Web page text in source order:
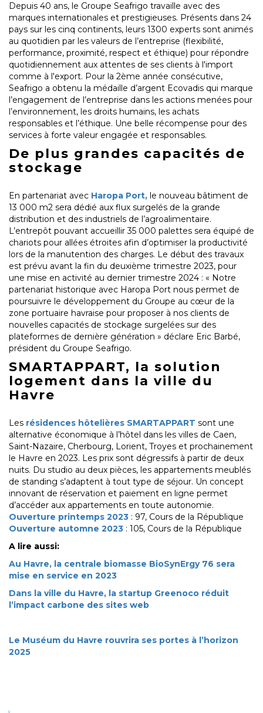
Depuis 40 ans, le Groupe Seafrigo travaille avec des
marques internationales et prestigieuses. Présents dans 24
pays sur les cinq continents, leurs 1300 experts sont animés
au quotidien par les valeurs de l’entreprise (flexibilité,
performance, proximité, respect et éthique) pour répondre
quotidiennement aux attentes de ses clients à l'import
comme à l'export. Pour la 2ème année consécutive,
Seafrigo a obtenu la médaille d’argent Ecovadis qui marque
l’engagement de l’entreprise dans les actions menées pour
l’environnement, les droits humains, les achats
responsables et l’éthique. Une belle récompense pour des
services à forte valeur engagée et responsables.
De plus grandes capacités de
stockage
En partenariat avec Haropa Port, le nouveau bâtiment de
13 000 m2 sera dédié aux flux surgelés de la grande
distribution et des industriels de l’agroalimentaire.
L’entrepôt pouvant accueillir 35 000 palettes sera équipé de
chariots pour allées étroites afin d’optimiser la productivité
lors de la manutention des charges. Le début des travaux
est prévu avant la fin du deuxième trimestre 2023, pour
une mise en activité au dernier trimestre 2024 : « Notre
partenariat historique avec Haropa Port nous permet de
poursuivre le développement du Groupe au cœur de la
zone portuaire havraise pour proposer à nos clients de
nouvelles capacités de stockage surgelées sur des
plateformes de dernière génération » déclare Eric Barbé,
président du Groupe Seafrigo.
SMARTAPPART, la solution
logement dans la ville du
Havre
Les résidences hôtelières SMARTAPPART sont une
alternative économique à l’hôtel dans les villes de Caen,
Saint-Nazaire, Cherbourg, Lorient, Troyes et prochainement
le Havre en 2023. Les prix sont dégressifs à partir de deux
nuits. Du studio au deux pièces, les appartements meublés
de standing s’adaptent à tout type de séjour. Un concept
innovant de réservation et paiement en ligne permet
d’accéder aux appartements en toute autonomie.
Ouverture printemps 2023 : 97, Cours de la République
Ouverture automne 2023 : 105, Cours de la République
A lire aussi:
Au Havre, la centrale biomasse BioSynErgy 76 sera
mise en service en 2023
Dans la ville du Havre, la startup Greenoco réduit
l’impact carbone des sites web
Le Muséum du Havre rouvrira ses portes à l’horizon
2025